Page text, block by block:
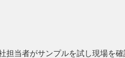
担当者がサンプルを試し現場を